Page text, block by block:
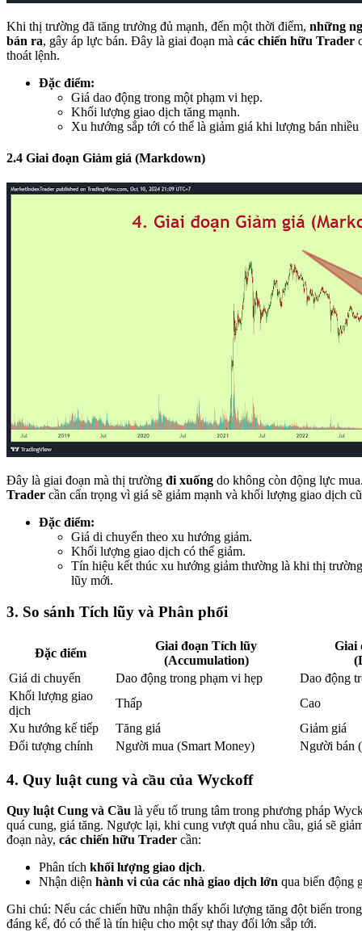
Khi thị trường đã tăng trưởng đủ mạnh, đến một thời điểm, những
bán ra, gây áp lực bán. Đây là giai đoạn mà các chiến hữu Trader
thoát lệnh.
Đặc điểm:
Giá dao động trong một phạm vi hẹp.
Khối lượng giao dịch tăng mạnh.
Xu hướng sắp tới có thể là giảm giá khi lượng bán nhiều
2.4 Giai đoạn Giảm giá (Markdown)
Đây là giai đoạn mà thị trường đi xuống do không còn động lực
Trader cần cẩn trọng vì giá sẽ giảm mạnh và khối lượng giao dịch
Đặc điểm:
Giá di chuyển theo xu hướng giảm.
Khối lượng giao dịch có thể giảm.
Tín hiệu kết thúc xu hướng giảm thường là khi thị
lũy mới.
3. So sánh Tích lũy và Phân phối
Đặc điểm
Giai đoạn Tích lũy
(Accumulation)
Giai
Giá di chuyển
Dao động trong phạm vi hẹp
Dao động
Khối lượng giao
dịch
Thấp
Cao
Xu hướng kế tiếp
Tăng giá
Giảm giá
Đối tượng chính
Người mua (Smart Money) Người bán
4. Quy luật cung và cầu của Wyckoff
Quy luật Cung và Cầu là yếu tố trung tâm trong phương pháp
quá cung, giá tăng. Ngược lại, khi cung vượt quá nhu cầu, giá sẽ
đoạn này, các chiến hữu Trader cần:
Phân tích khối lượng giao dịch.
Nhận diện hành vi của các nhà giao dịch lớn qua biến động
Ghi chú: Nếu các chiến hữu nhận thấy khối lượng tăng đột biến
đáng kể, đó có thể là tín hiệu cho một sự thay đổi lớn sắp tới.